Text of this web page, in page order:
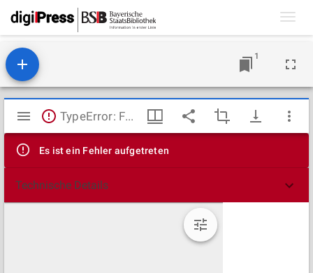
1
Mirador
Viewer
TypeError: Failed to fetch
Es ist ein Fehler aufgetreten
Technische Details